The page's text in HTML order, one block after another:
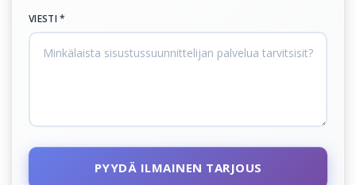
VIESTI *
PYYDÄ ILMAINEN TARJOUS